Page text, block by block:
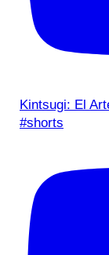
Kintsugi: El
#shorts